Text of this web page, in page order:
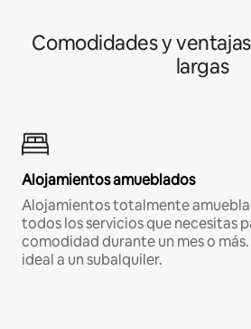
Comodidades y
largas
Alojamientos amueblados
Alojamientos totalmente
todos los servicios que necesitas
comodidad durante un mes o
ideal a un subalquiler.